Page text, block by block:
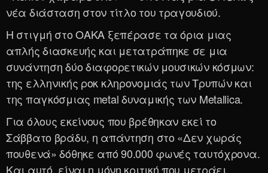
νέα διάσταση στον τίτλο του τραγουδιού.
Η στιγμή στο ΟΑΚΑ ξεπέρασε τα όρια μιας
απλής διασκευής και μετατράπηκε σε μια
συνάντηση δύο διαφορετικών μουσικών κόσμων:
της ελληνικής ροκ κληρονομιάς των Τρυπών και
της παγκόσμιας metal δυναμικής των Metallica.
Για όλους εκείνους που βρέθηκαν εκεί το
Σάββατο βράδυ, η απάντηση στο «Δεν χωράς
πουθενά» δόθηκε από 90.000 φωνές ταυτόχρονα.
Και αυτό, είναι η μόνη κριτική που μετράει.